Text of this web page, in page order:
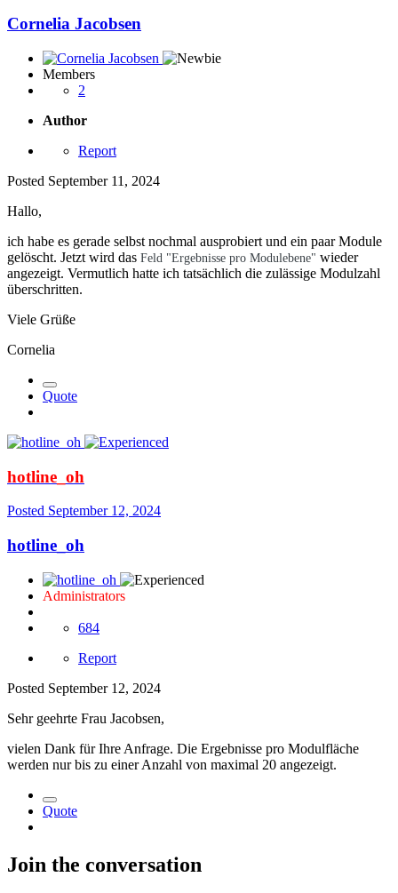
Cornelia Jacobsen
Members
2
Author
Report
Posted September 11, 2024
Hallo,
ich habe es gerade selbst nochmal ausprobiert und ein paar Module
gelöscht. Jetzt wird das Feld "Ergebnisse pro Modulebene" wieder
angezeigt. Vermutlich hatte ich tatsächlich die zulässige Modulzahl
überschritten.
Viele Grüße
Cornelia
Quote
hotline_oh
Posted September 12, 2024
hotline_oh
Administrators
684
Report
Posted September 12, 2024
Sehr geehrte Frau Jacobsen,
vielen Dank für Ihre Anfrage. Die Ergebnisse pro Modulfläche
werden nur bis zu einer Anzahl von maximal 20 angezeigt.
Quote
Join the conversation